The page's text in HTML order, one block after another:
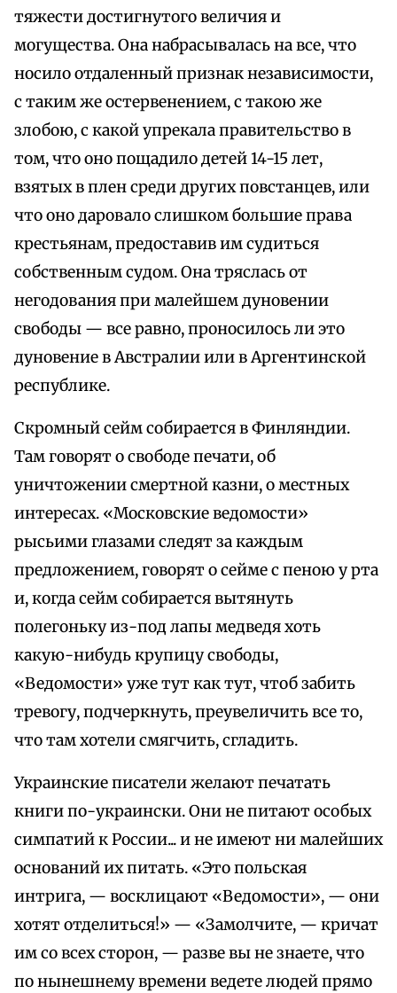
тяжести достигнутого величия и
могущества. Она набрасывалась на все, что
носило отдаленный признак независимости,
с таким же остервенением, с такою же
злобою, с какой упрекала правительство в
том, что оно пощадило детей 14-15 лет,
взятых в плен среди других повстанцев, или
что оно даровало слишком большие права
крестьянам, предоставив им судиться
собственным судом. Она тряслась от
негодования при малейшем дуновении
свободы — все равно, проносилось ли это
дуновение в Австралии или в Аргентинской
республике.
Скромный сейм собирается в Финляндии.
Там говорят о свободе печати, об
уничтожении смертной казни, о местных
интересах. «Московские ведомости»
рысьими глазами следят за каждым
предложением, говорят о сейме с пеною у рта
и, когда сейм собирается вытянуть
полегоньку из-под лапы медведя хоть
какую-нибудь крупицу свободы,
«Ведомости» уже тут как тут, чтоб забить
тревогу, подчеркнуть, преувеличить все то,
что там хотели смягчить, сгладить.
Украинские писатели желают печатать
книги по-украински. Они не питают особых
симпатий к России... и не имеют ни малейших
оснований их питать. «Это польская
интрига, — восклицают «Ведомости», — они
хотят отделиться!» — «Замолчите, — кричат
им со всех сторон, — разве вы не знаете, что
по нынешнему времени ведете людей прямо